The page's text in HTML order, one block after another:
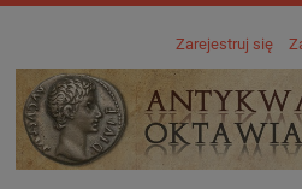
Zarejestruj się